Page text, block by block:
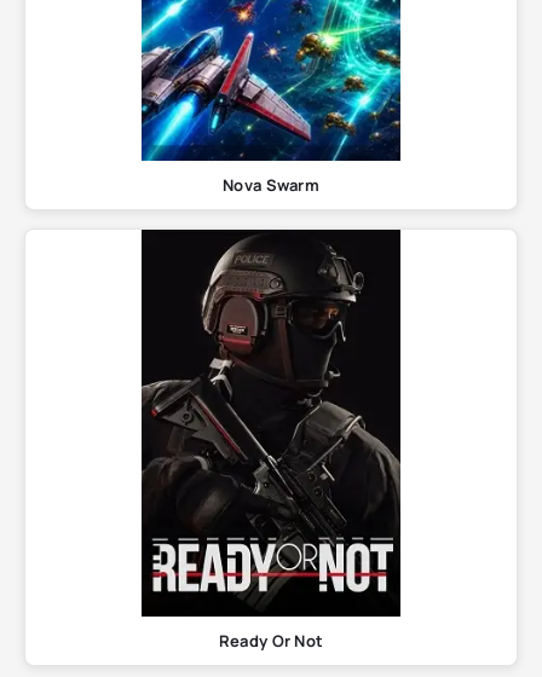
Nova Swarm
Ready Or Not